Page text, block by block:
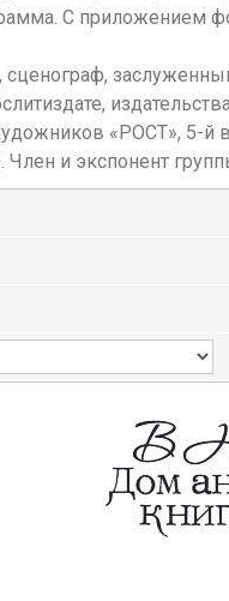
С приложением
сценограф,
«РОСТ»,
и экспонент